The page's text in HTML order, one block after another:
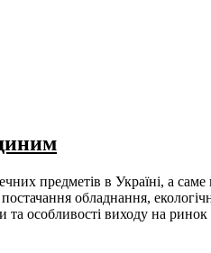
предметів в Україні, а
постачання обладнання,
та особливості виходу на